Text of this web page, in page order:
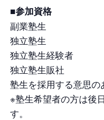
■参加資格
副業塾生
独立塾生
独立塾生経験者
独立塾生販社
塾生を採用する意思
※塾生希望者の方は後
す。